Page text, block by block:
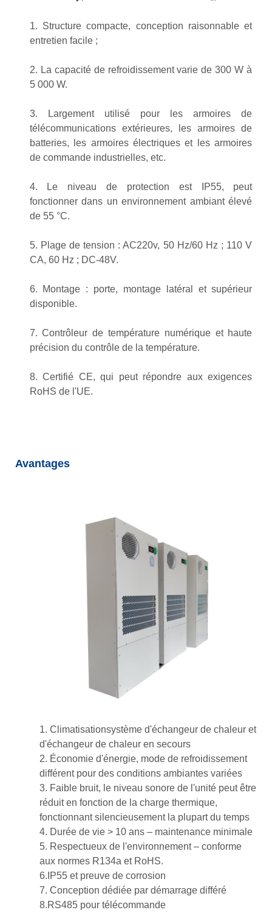
1. Structure compacte, conception raisonnable et
entretien facile ;
2. La capacité de refroidissement varie de 300 W à
5 000 W.
3. Largement utilisé pour les armoires de
télécommunications extérieures, les armoires de
batteries, les armoires électriques et les armoires
de commande industrielles, etc.
4. Le niveau de protection est IP55, peut
fonctionner dans un environnement ambiant élevé
de 55 °C.
5. Plage de tension : AC220v, 50 Hz/60 Hz ; 110 V
CA, 60 Hz ; DC-48V.
6. Montage : porte, montage latéral et supérieur
disponible.
7. Contrôleur de température numérique et haute
précision du contrôle de la température.
8. Certifié CE, qui peut répondre aux exigences
RoHS de l'UE.
Avantages
1. Climatisationsystème d'échangeur de chaleur et
d'échangeur de chaleur en secours
2. Économie d'énergie, mode de refroidissement
différent pour des conditions ambiantes variées
3. Faible bruit, le niveau sonore de l'unité peut être
réduit en fonction de la charge thermique,
fonctionnant silencieusement la plupart du temps
4. Durée de vie > 10 ans – maintenance minimale
5. Respectueux de l'environnement – conforme
aux normes R134a et RoHS.
6.IP55 et preuve de corrosion
7. Conception dédiée par démarrage différé
8.RS485 pour télécommande